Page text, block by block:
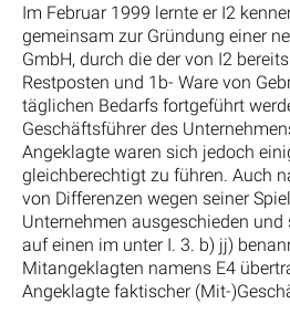
Im Februar 1999 lernte er I2
gemeinsam zur Gründung einer
GmbH, durch die der von I2
Restposten und 1b- Ware von
täglichen Bedarfs fortgeführt
Geschäftsführer des
Angeklagte waren sich jedoch
gleichberechtigt zu führen. Auch
von Differenzen wegen seiner
Unternehmen ausgeschieden
auf einen im unter I. 3. b) jj)
Mitangeklagten namens E4
Angeklagte faktischer (Mit-